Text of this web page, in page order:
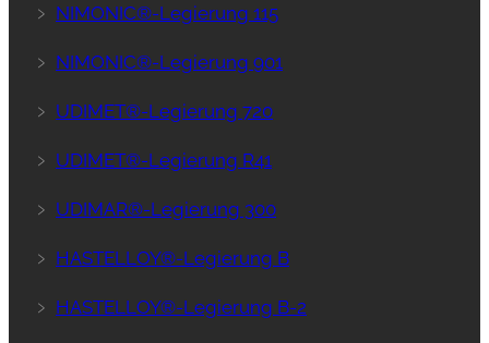
﹥ NIMONIC®-Legierung 115
﹥ NIMONIC®-Legierung 901
﹥ UDIMET®-Legierung 720
﹥ UDIMET®-Legierung R41
﹥ UDIMAR®-Legierung 300
﹥ HASTELLOY®-Legierung B
﹥ HASTELLOY®-Legierung B-2